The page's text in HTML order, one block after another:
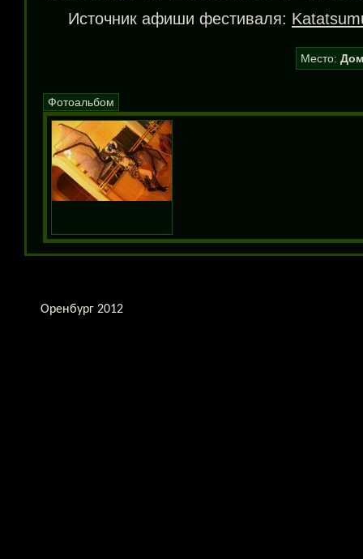
Источник афиши фестиваля:
Место:
Фотоальбом
Оренбург 2012